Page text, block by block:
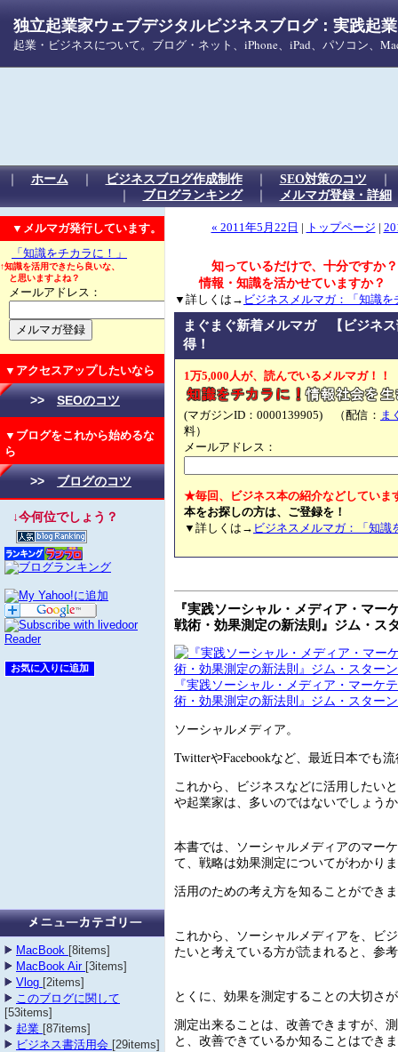
独立起業家ウェブデジタルビジネスブログ：実践起
起業・ビジネスについて。ブログ・ネット、iPhone、iPad、パソコン、
｜ ホーム ｜ ビジネスブログ作成制作｜ SEO対策のコツ
｜ ブログランキング｜ メルマガ登録・詳細
▼メルマガ発行しています。
「知識をチカラに！」
↑知識を活用できたら良いな、
と思いますよね？
メールアドレス：
▼アクセスアップしたいなら
>> SEOのコツ
▼ブログをこれから始めるな
ら
>> ブログのコツ
↓今何位でしょう？
MacBook [8items]
MacBook Air [3items]
Vlog [2items]
このブログに関して
[53items]
起業 [87items]
ビジネス書活用会 [29items]
« 2011年5月22日 トップページ
知っているだけで、十分ですか？
情報・知識を活かせていますか？
▼詳しくは→ ビジネスメルマガ：「知識を
まぐまぐ新着メルマガ 【ビジネ
得！
1万5,000人が、読んでいるメルマガ！！
(マガジンID：0000139905) （配信： ま
料）
メールアドレス：
★毎回、ビジネス本の紹介などしていま
本をお探しの方は、ご登録を！
▼詳しくは→ ビジネスメルマガ：「知識
『実践ソーシャル・メディア・マー
戦術・効果測定の新法則』ジム・ス
『実践ソーシャル・メディア・マーケ
術・効果測定の新法則』ジム・スター
ソーシャルメディア。
TwitterやFacebookなど、最近日本でも
これから、ビジネスなどに活用したい
や起業家は、多いのではないでしょう
本書では、ソーシャルメディアのマー
て、戦略は効果測定についてがわかり
活用のための考え方を知ることができ
これから、ソーシャルメディアを、ビ
たいと考えている方が読まれると、参
とくに、効果を測定することの大切さ
測定出来ることは、改善できますが、
と、改善できているか知ることはでき